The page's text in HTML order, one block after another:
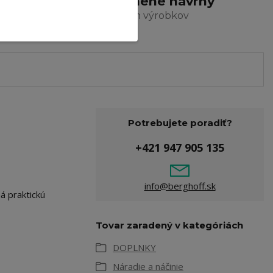
a dizajn výrobkov
praktickú
Potrebujete poradiť?
+421 947 905 135
info@berghoff.sk
Tovar zaradený v kategóriách
DOPLNKY
Náradie a náčinie